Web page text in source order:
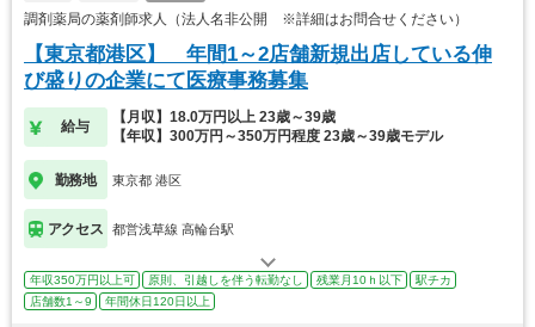
調剤薬局の薬剤師求人（法人名非公開 ※詳細はお問合せください）
【東京都港区】 年間1～2店舗新規出店している伸
び盛りの企業にて医療事務募集
給与
【月収】18.0万円以上 23歳～39歳
【年収】300万円～350万円程度 23歳～39歳モデル
勤務地 東京都 港区
アクセス 都営浅草線 高輪台駅
年収350万円以上可 原則、引越しを伴う転勤なし 残業月10ｈ以下
駅チカ
店舗数1～9
年間休日120日以上